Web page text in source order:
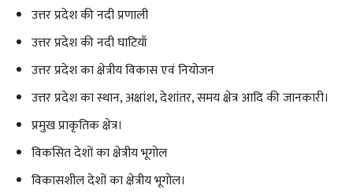
उत्तर प्रदेश की नदी प्रणाली
उत्तर प्रदेश की नदी घाटियाँ
उत्तर प्रदेश का क्षेत्रीय विकास एवं नियोजन
उत्तर प्रदेश का स्थान, अक्षांश, देशांतर, समय क्षेत्र आदि की जानकारी।
प्रमुख प्राकृतिक क्षेत्र।
विकसित देशों का क्षेत्रीय भूगोल
विकासशील देशों का क्षेत्रीय भूगोल।